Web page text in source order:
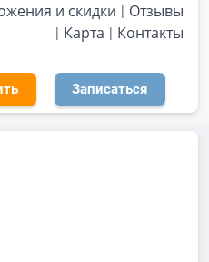
и скидки
Отзывы
Карта
Контакты
Записаться